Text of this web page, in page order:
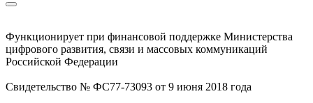
Функционирует при финансовой поддержке Министерства
цифрового развития, связи и массовых коммуникаций
Российской Федерации
Свидетельство № ФС77-73093 от 9 июня 2018 года